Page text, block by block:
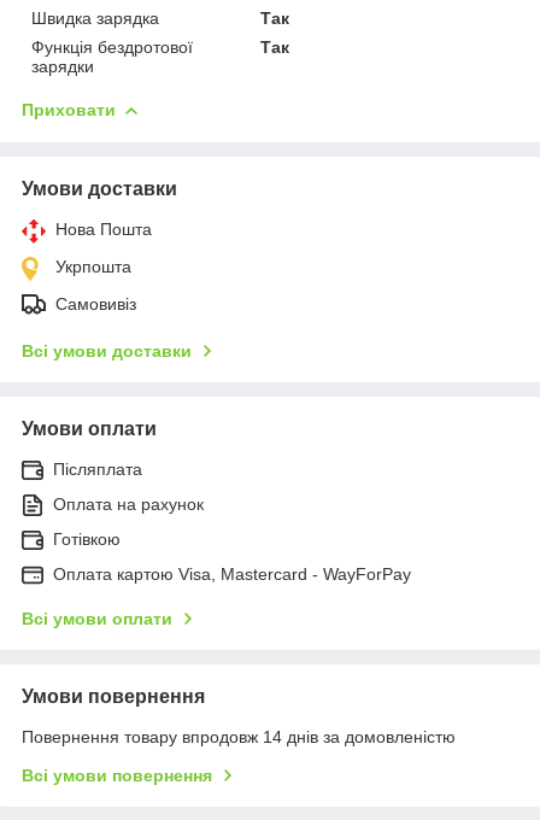
Швидка зарядка
Так
Функція бездротової
зарядки
Так
Приховати
Умови доставки
Нова Пошта
Укрпошта
Самовивіз
Всі умови доставки
Умови оплати
Післяплата
Оплата на рахунок
Готівкою
Оплата картою Visa, Mastercard - WayForPay
Всі умови оплати
Умови повернення
Повернення товару впродовж 14 днів за домовленістю
Всі умови повернення